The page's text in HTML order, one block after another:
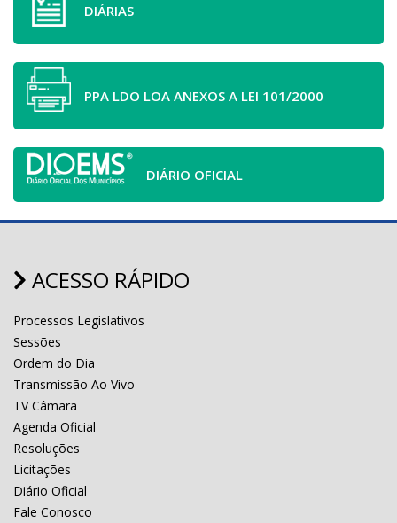
DIÁRIAS
PPA LDO LOA ANEXOS A LEI 101/2000
DIÁRIO OFICIAL
ACESSO RÁPIDO
Processos Legislativos
Sessões
Ordem do Dia
Transmissão Ao Vivo
TV Câmara
Agenda Oficial
Resoluções
Licitações
Diário Oficial
Fale Conosco